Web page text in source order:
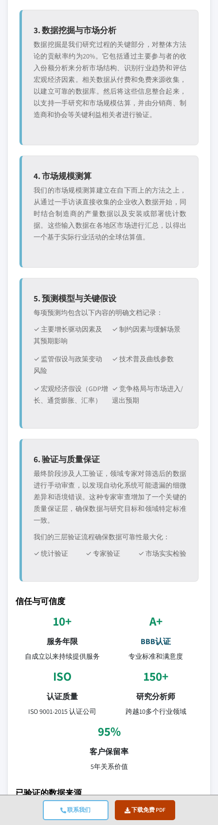
联系我们 下载免费 PDF
3. 数据挖掘与市场分析
数据挖掘是我们研究过程的关键部分，对整体方法
论的贡献率约为20%。它包括通过主要参与者的收
入份额分析来分析市场结构、识别行业趋势和评估
宏观经济因素。相关数据从付费和免费来源收集，
以建立可靠的数据库。然后将这些信息整合起来，
以支持一手研究和市场规模估算，并由分销商、制
造商和协会等关键利益相关者进行验证。
4. 市场规模测算
我们的市场规模测算建立在自下而上的方法之上，
从通过一手访谈直接收集的企业收入数据开始，同
时结合制造商的产量数据以及安装或部署统计数
据。这些输入数据在各地区市场进行汇总，以得出
一个基于实际行业活动的全球估算值。
5. 预测模型与关键假设
每项预测均包含以下内容的明确文档记录：
✓ 主要增长驱动因素及
其预期影响
✓ 制约因素与缓解场景
✓ 监管假设与政策变动
风险
✓ 技术普及曲线参数
✓ 宏观经济假设（GDP增
长、通货膨胀、汇率）
✓ 竞争格局与市场进入/
退出预期
6. 验证与质量保证
最终阶段涉及人工验证，领域专家对筛选后的数据
进行手动审查，以发现自动化系统可能遗漏的细微
差异和语境错误。这种专家审查增加了一个关键的
质量保证层，确保数据与研究目标和领域特定标准
一致。
我们的三层验证流程确保数据可靠性最大化：
✓ 统计验证
✓ 专家验证 ✓ 市场实实检验
信任与可信度
10+
服务年限
自成立以来持续提供服务
A+
BBB认证
专业标准和满意度
ISO
认证质量
ISO 9001-2015 认证公司
150+
研究分析师
跨越10多个行业领域
95%
客户保留率
5年关系价值
已验证的数据来源
贸易出版物